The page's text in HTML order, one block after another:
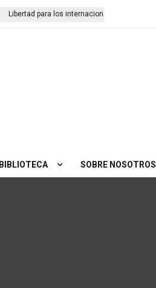
Libertad para los internacionalistas detenidos
BIBLIOTECA SOBRE NOSOTROS